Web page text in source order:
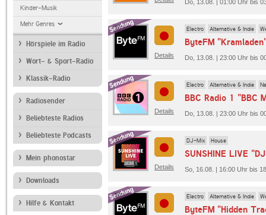
Kinder-Musik
Mehr Genres
Hörspiele im Radio
Wort- & Sport-Radio
Klassik-Radio
Radiosender
Beliebteste Radios
Beliebteste Podcasts
Mein phonostar
Downloads
Hilfe & Kontakt
Do, 13.08. | 01:00 Uhr bis
Details
Electro Alternative & Indie
ByteFM
Do, 13.08. | 23:00 Uhr bis
Details
Electro Alternative & Indie
BBC Radio 1 "BBC
Do, 13.08. | 23:00 Uhr bis
Details
DJ-Mix House
SUNSHINE LIVE
So, 16.08. | 16:00 Uhr bis
Electro Alternative & Indie
ByteFM "Hidden